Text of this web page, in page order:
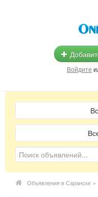
Войдите
Объявления в Саранске ▸